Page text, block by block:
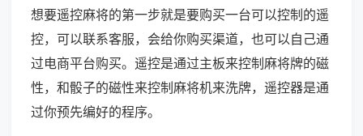
想要遥控麻将的第一步就是要购买一台可以控制的遥
控，可以联系客服，会给你购买渠道，也可以自己通
过电商平台购买。遥控是通过主板来控制麻将牌的磁
性，和骰子的磁性来控制麻将机来洗牌，遥控器是通
过你预先编好的程序。